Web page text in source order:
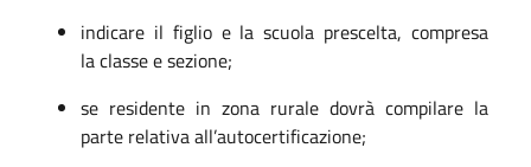
indicare il figlio e la scuola prescelta, compresa
la classe e sezione;
se residente in zona rurale dovrà compilare la
parte relativa all’autocertificazione;